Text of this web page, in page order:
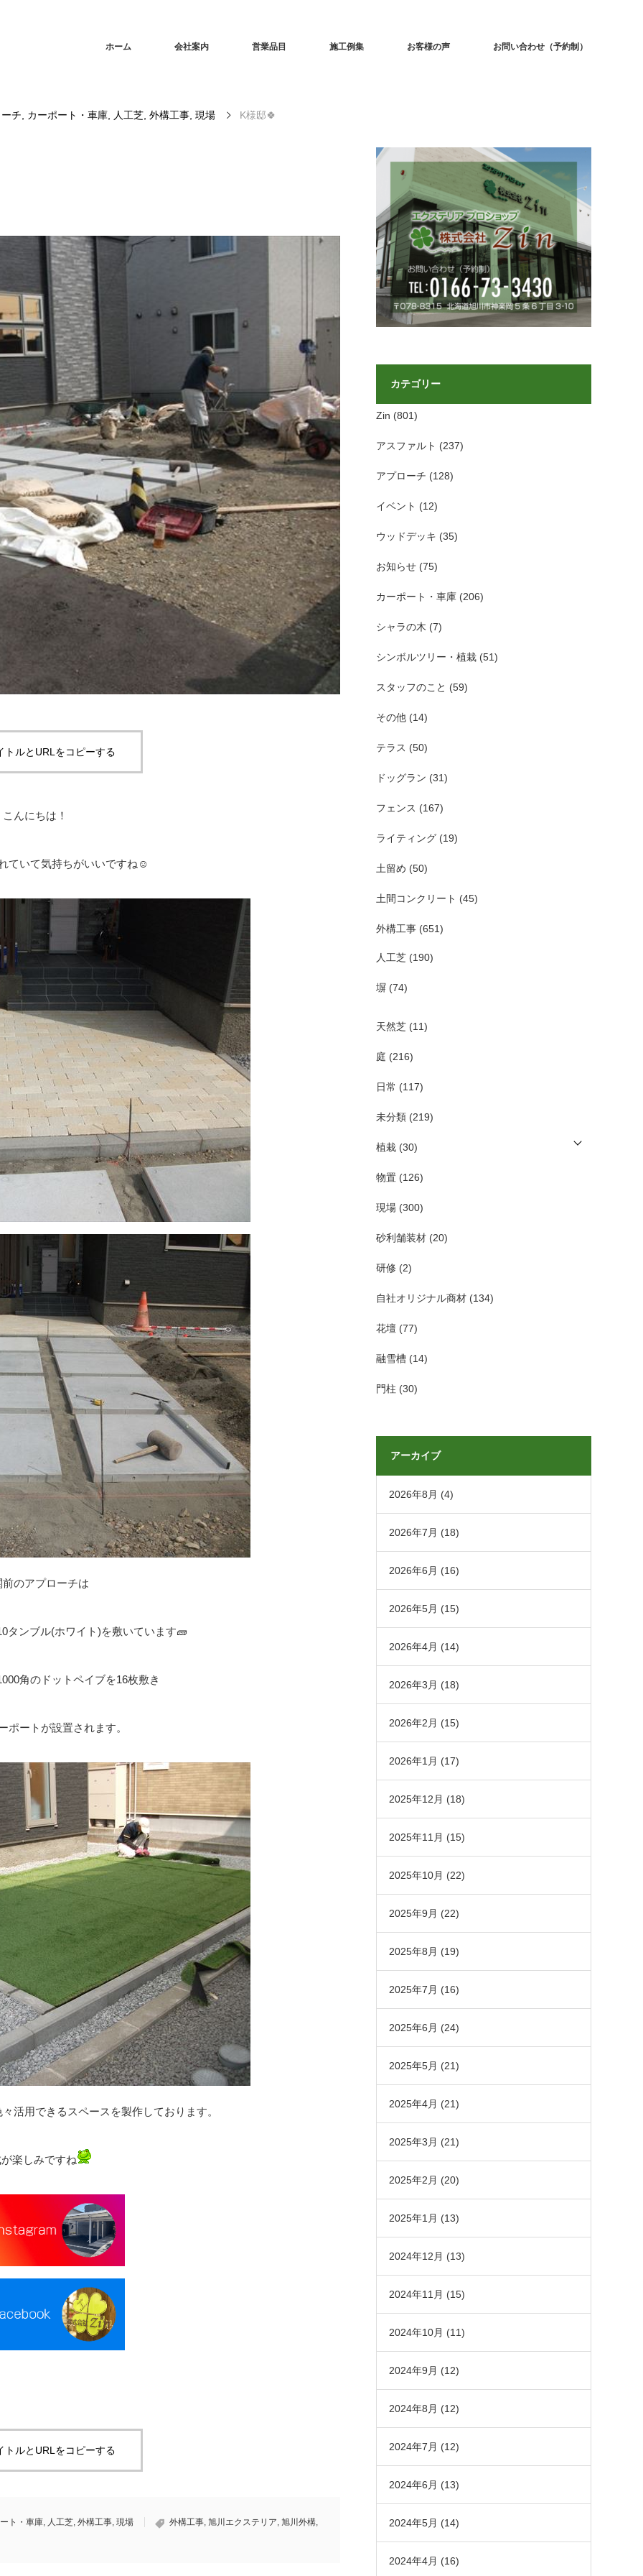
ホーム 会社案内 営業品目 施工例集 お客様の声 お問い合わせ（予約制）
チ カーポート・車庫 人工芝 外構工事 現場 K様邸🍀
トルとURLをコピーする
こんにちは！
ていて気持ちがいいですね☺
前のアプローチは
タンブル(ホワイト)を敷いています🧱
角のドットペイブを16枚敷き
ポートが設置されます。
活用できるスペースを製作しております。
楽しみですね
トルとURLをコピーする
ト・車庫 人工芝 外構工事 現場 外構工事 旭川エクステリア 旭川外構
カテゴリー
Zin (801)
アスファルト (237)
アプローチ (128)
イベント (12)
ウッドデッキ (35)
お知らせ (75)
カーポート・車庫 (206)
シャラの木 (7)
シンボルツリー・植栽 (51)
スタッフのこと (59)
その他 (14)
テラス (50)
ドッグラン (31)
フェンス (167)
ライティング (19)
土留め (50)
土間コンクリート (45)
外構工事 (651)
人工芝 (190)
塀 (74)
天然芝 (11)
庭 (216)
日常 (117)
未分類 (219)
植栽 (30)
物置 (126)
現場 (300)
砂利舗装材 (20)
研修 (2)
自社オリジナル商材 (134)
花壇 (77)
融雪槽 (14)
門柱 (30)
アーカイブ
2026年8月 (4)
2026年7月 (18)
2026年6月 (16)
2026年5月 (15)
2026年4月 (14)
2026年3月 (18)
2026年2月 (15)
2026年1月 (17)
2025年12月 (18)
2025年11月 (15)
2025年10月 (22)
2025年9月 (22)
2025年8月 (19)
2025年7月 (16)
2025年6月 (24)
2025年5月 (21)
2025年4月 (21)
2025年3月 (21)
2025年2月 (20)
2025年1月 (13)
2024年12月 (13)
2024年11月 (15)
2024年10月 (11)
2024年9月 (12)
2024年8月 (12)
2024年7月 (12)
2024年6月 (13)
2024年5月 (14)
2024年4月 (16)